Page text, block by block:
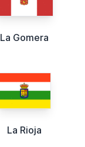
La Gomera
La Rioja